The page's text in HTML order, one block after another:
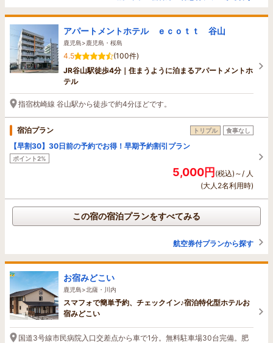
アパートメントホテル ｅｃｏｔｔ 谷山
鹿児島>鹿児島・桜島
4.5
(100件)
JR谷山駅徒歩4分｜住まうように泊まるアパートメントホ
テル
指宿枕崎線 谷山駅から徒歩で約4分ほどです。
宿泊プラン トリプル 食事なし
【早割30】30日前の予約でお得！早期予約割引プラン
ポイント2%
5,000円(税込)～/ 人
(大人2名利用時)
この宿の宿泊プランをすべてみる
航空券付プランから探す
お宿みどこい
鹿児島>北薩・川内
スマフォで簡単予約、チェックイン♪宿泊特化型ホテルお
宿みどこい
国道3号線市民病院入口交差点から車で1分。無料駐車場30台完備。肥